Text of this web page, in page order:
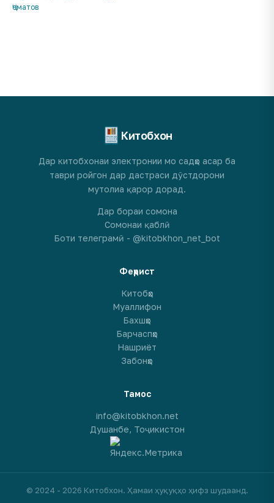
Ҷоматов
Китобхон
Дар китобхонаи электронии мо садҳо асар ба
таври ройгон дар дастраси дӯстдорони
мутолиа қарор дорад.
Дар бораи сомона
Сомонаи қаблӣ
Боти телеграмӣ - @kitobkhon_net_bot
Феҳрист
Китобҳо
Муаллифон
Бахшҳо
Барчаспҳо
Нашриёт
Забонҳо
Тамос
info@kitobkhon.net
Душанбе, Тоҷикистон
© 2024 - 2026 Китобхон. Ҳамаи ҳуқуқҳо ҳифз шудаанд.